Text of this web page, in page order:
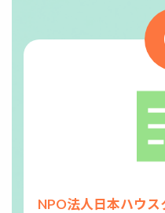
NPO法人日本ハウス